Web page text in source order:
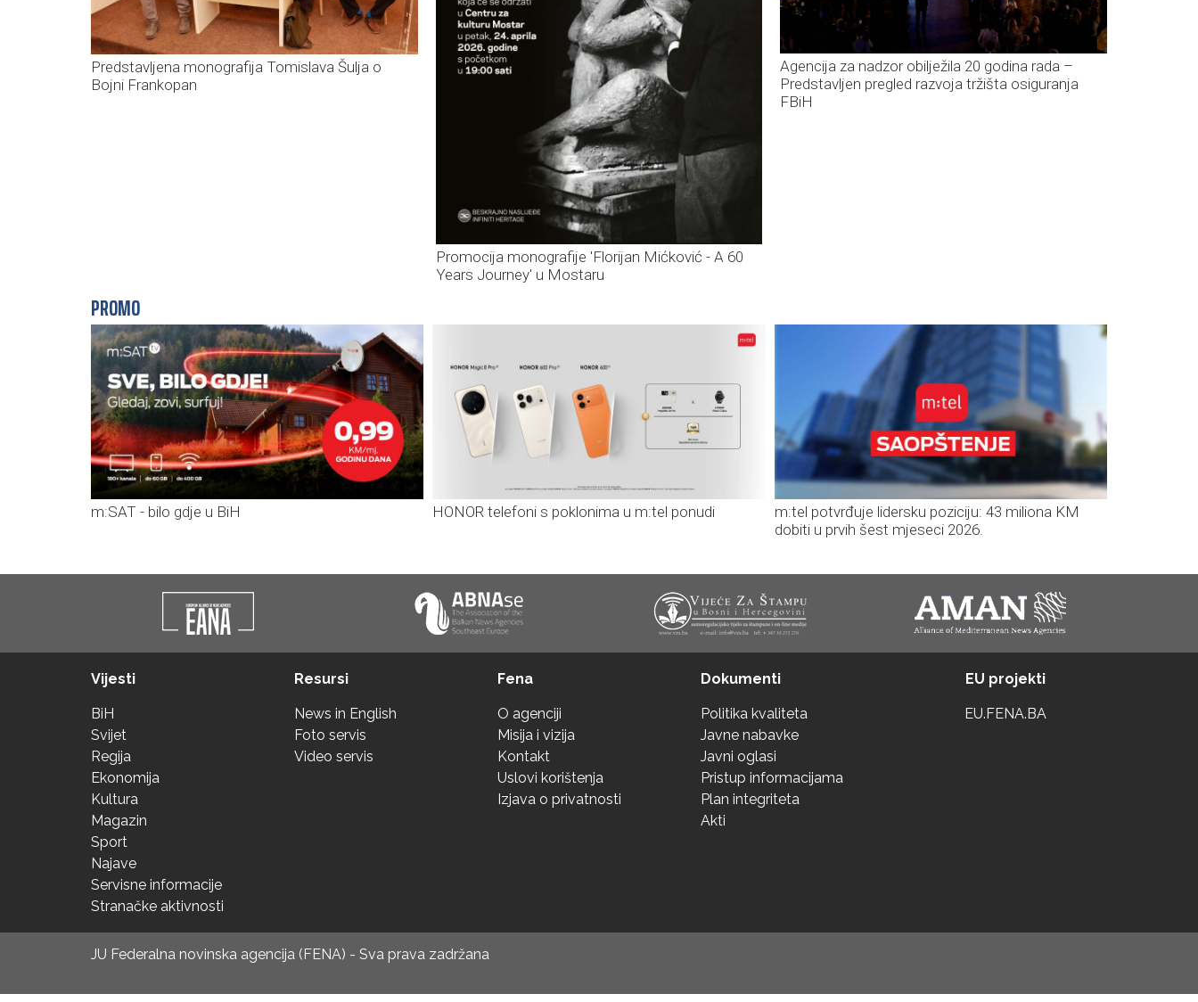
Predstavljena monografija Tomislava Šulja o
Bojni Frankopan
Promocija monografije 'Florijan Mićković - A 60
Years Journey' u Mostaru
Agencija za nadzor obilježila 20 godina rada –
Predstavljen pregled razvoja tržišta osiguranja
FBiH
PROMO
m:SAT - bilo gdje u BiH HONOR telefoni s poklonima u m:tel ponudi
m:tel potvrđuje lidersku poziciju: 43 miliona KM
dobiti u prvih šest mjeseci 2026.
Vijesti
BiH
Svijet
Regija
Ekonomija
Kultura
Magazin
Sport
Najave
Servisne informacije
Stranačke aktivnosti
Resursi
News in English
Foto servis
Video servis
Fena
O agenciji
Misija i vizija
Kontakt
Uslovi korištenja
Izjava o privatnosti
Dokumenti
Politika kvaliteta
Javne nabavke
Javni oglasi
Pristup informacijama
Plan integriteta
Akti
EU projekti
EU.FENA.BA
JU Federalna novinska agencija (FENA) - Sva prava zadržana